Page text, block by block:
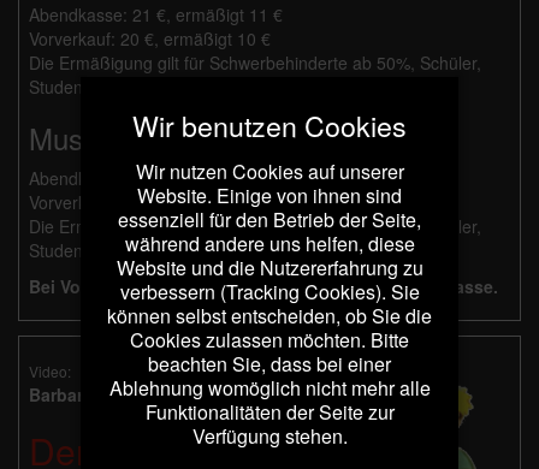
Abendkasse: 21 €, ermäßigt 11 €
Vorverkauf: 20 €, ermäßigt 10 €
Die Ermäßigung gilt für Schwerbehinderte ab 50%, Schüler,
Studenten und Besucher mit Dortmund Pass.
Musikalische Programme:
Abendkasse: 26 €, ermäßigt 14 €
Vorverkauf: 25 €, ermäßigt 13 €
Die Ermäßigung gilt für Schwerbehinderte ab 50%, Schüler,
Studenten und Besucher mit Dortmund Pass.
Bei Vorverkauf erfolgt die Bezahlung an der Abendkasse.
Video:
Barbara Kleyboldt liest:
Der
Wir benutzen Cookies
Wir nutzen Cookies auf unserer
Website. Einige von ihnen sind
essenziell für den Betrieb der Seite,
während andere uns helfen, diese
Website und die Nutzererfahrung zu
verbessern (Tracking Cookies). Sie
können selbst entscheiden, ob Sie die
Cookies zulassen möchten. Bitte
beachten Sie, dass bei einer
Ablehnung womöglich nicht mehr alle
Funktionalitäten der Seite zur
Verfügung stehen.